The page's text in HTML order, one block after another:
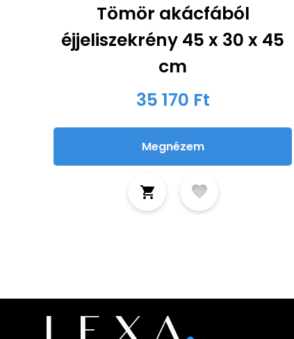
Tömör akácfából
éjjeliszekrény 45 x 30 x 45
cm
35 170 Ft
Megnézem